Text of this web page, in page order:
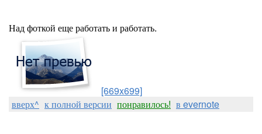
Над фоткой еще работать и работать.
[669x699]
вверх^ к полной версии понравилось! в evernote